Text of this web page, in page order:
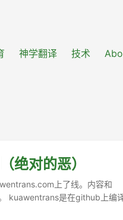
神学翻译 技术
绝对的恶）
上了线。内容和
kuawentrans是在github上编